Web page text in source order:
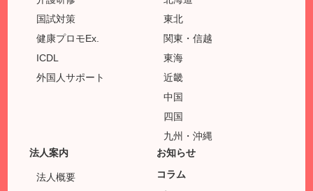
国試対策
健康プロモEx.
ICDL
外国人サポート
東北
関東・信越
東海
近畿
中国
四国
九州・沖縄
法人案内
法人概要
お知らせ
コラム